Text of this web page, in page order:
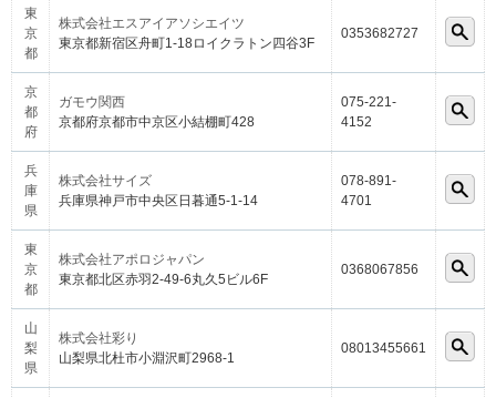
東
京
都
株式会社エスアイアソシエイツ
東京都新宿区舟町1-18ロイクラトン四谷3F
0353682727
京
都
府
ガモウ関西
京都府京都市中京区小結棚町428
075-221-
4152
兵
庫
県
株式会社サイズ
兵庫県神戸市中央区日暮通5-1-14
078-891-
4701
東
京
都
株式会社アポロジャパン
東京都北区赤羽2-49-6丸久5ビル6F
0368067856
山
梨
県
株式会社彩り
山梨県北杜市小淵沢町2968-1
08013455661